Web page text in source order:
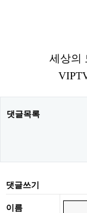
세상의
댓글목록
댓글쓰기
이름